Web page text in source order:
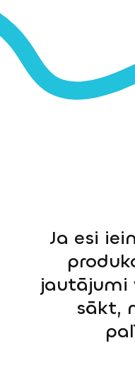
Ja esi
jautājumi
sākt,